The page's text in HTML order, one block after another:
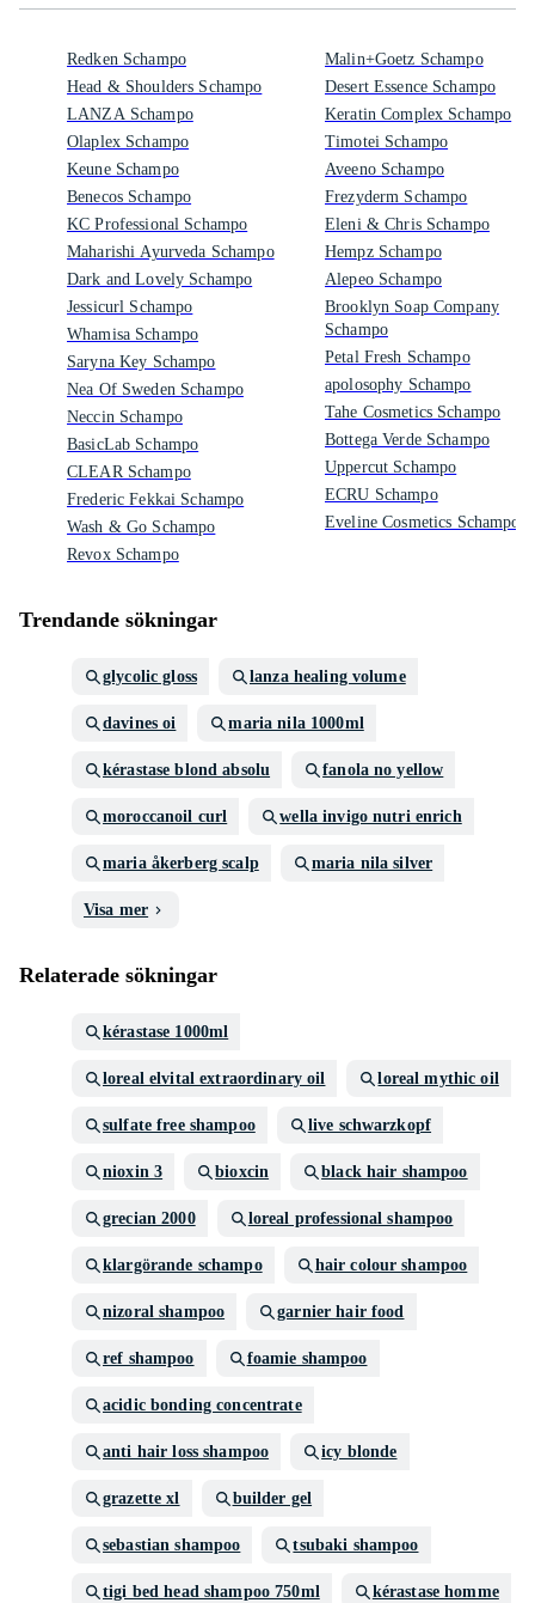
Redken Schampo
Head & Shoulders Schampo
LANZA Schampo
Olaplex Schampo
Keune Schampo
Benecos Schampo
KC Professional Schampo
Maharishi Ayurveda Schampo
Dark and Lovely Schampo
Jessicurl Schampo
Whamisa Schampo
Saryna Key Schampo
Nea Of Sweden Schampo
Neccin Schampo
BasicLab Schampo
CLEAR Schampo
Frederic Fekkai Schampo
Wash & Go Schampo
Revox Schampo
Malin+Goetz Schampo
Desert Essence Schampo
Keratin Complex Schampo
Timotei Schampo
Aveeno Schampo
Frezyderm Schampo
Eleni & Chris Schampo
Hempz Schampo
Alepeo Schampo
Brooklyn Soap Company
Schampo
Petal Fresh Schampo
apolosophy Schampo
Tahe Cosmetics Schampo
Bottega Verde Schampo
Uppercut Schampo
ECRU Schampo
Eveline Cosmetics Schampo
Trendande sökningar
glycolic gloss lanza healing volume
davines oi maria nila 1000ml
kérastase blond absolu fanola no yellow
moroccanoil curl wella invigo nutri enrich
maria åkerberg scalp maria nila silver
Visa mer
Relaterade sökningar
kérastase 1000ml
loreal elvital extraordinary oil loreal mythic oil
sulfate free shampoo live schwarzkopf
nioxin 3 bioxcin black hair shampoo
grecian 2000 loreal professional shampoo
klargörande schampo hair colour shampoo
nizoral shampoo garnier hair food
ref shampoo foamie shampoo
acidic bonding concentrate
anti hair loss shampoo icy blonde
grazette xl builder gel
sebastian shampoo tsubaki shampoo
tigi bed head shampoo 750ml kérastase homme